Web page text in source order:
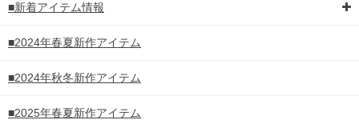
■新着アイテム情報
■2024年春夏新作アイテム
■2024年秋冬新作アイテム
■2025年春夏新作アイテム